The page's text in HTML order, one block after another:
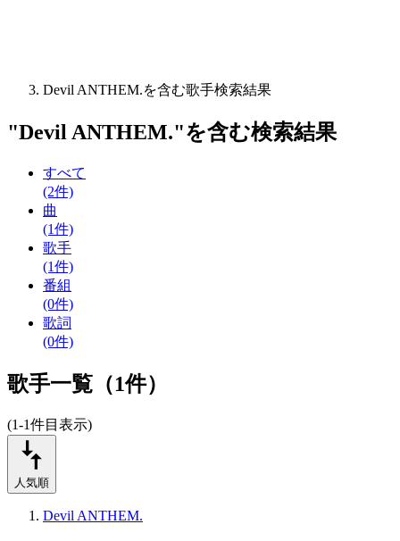
Devil ANTHEM.を含む歌手検索結果
"Devil ANTHEM."を含む検索結果
すべて
(2件)
曲
(1件)
歌手
(1件)
番組
(0件)
歌詞
(0件)
歌手一覧（1件）
(1-1件目表示)
人気順
Devil ANTHEM.